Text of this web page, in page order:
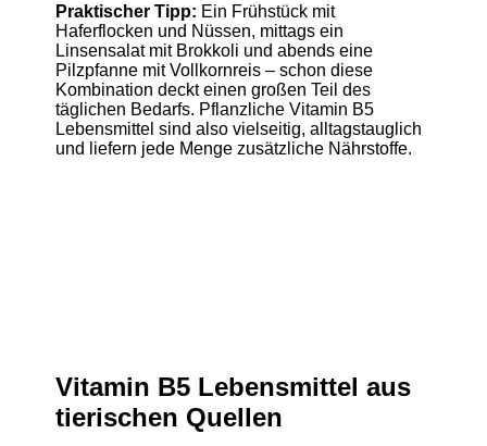
Praktischer Tipp: Ein Frühstück mit
Haferflocken und Nüssen, mittags ein
Linsensalat mit Brokkoli und abends eine
Pilzpfanne mit Vollkornreis – schon diese
Kombination deckt einen großen Teil des
täglichen Bedarfs. Pflanzliche Vitamin B5
Lebensmittel sind also vielseitig, alltagstauglich
und liefern jede Menge zusätzliche Nährstoffe.
Vitamin B5 Lebensmittel aus
tierischen Quellen